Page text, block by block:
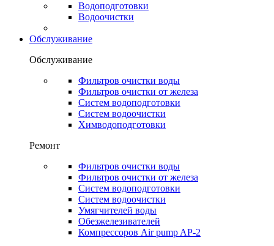
Водоподготовки
Водоочистки
Обслуживание
Обслуживание
Фильтров очистки воды
Фильтров очистки от железа
Систем водоподготовки
Систем водоочистки
Химводоподготовки
Ремонт
Фильтров очистки воды
Фильтров очистки от железа
Систем водоподготовки
Систем водоочистки
Умягчителей воды
Обезжелезивателей
Компрессоров Air pump AP-2